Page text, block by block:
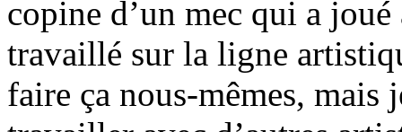
copine d’un mec qui a
travaillé sur la ligne
faire ça nous-mêmes, mais